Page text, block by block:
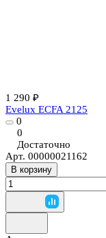
1 290 ₽
Evelux ECFA 2125
0
0
Достаточно
Арт. 00000021162
В корзину